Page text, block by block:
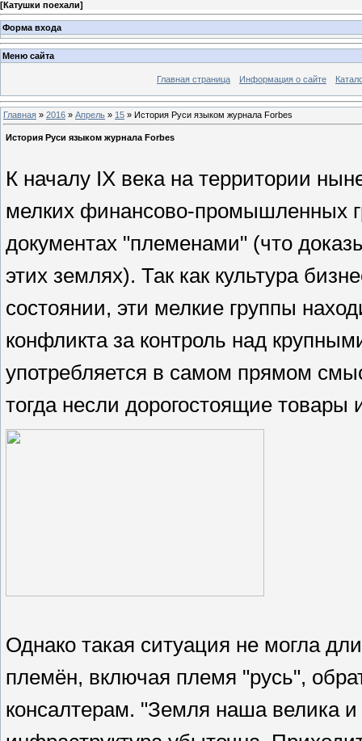
[Катушки поехали]
Форма входа
Меню сайта
Главная страница Информация о сайте
Главная » 2016 » Апрель » 15 » История Руси языком журнала Forbes
История Руси языком журнала Forbes
К началу IX века на территории
мелких финансово-промышленных
документах "племенами" (что
этих землях). Так как культура
состоянии, эти мелкие группы
конфликта за контроль над
употребляется в самом прямом
тогда несли дорогостоящие
Однако такая ситуация не могла
племён, включая племя "русь",
консалтерам. "Земля наша велика